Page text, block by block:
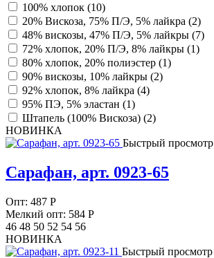
100% хлопок (10)
20% Вискоза, 75% П/Э, 5% лайкра (2)
48% вискозы, 47% П/Э, 5% лайкры (7)
72% хлопок, 20% П/Э, 8% лайкры (1)
80% хлопок, 20% полиэстер (1)
90% вискозы, 10% лайкры (2)
92% хлопок, 8% лайкра (4)
95% ПЭ, 5% эластан (1)
Штапель (100% Вискоза) (2)
НОВИНКА
Быстрый просмотр
Сарафан, арт. 0923-65
Опт: 487 Р
Мелкий опт: 584 Р
46 48 50 52 54 56
НОВИНКА
Быстрый просмотр